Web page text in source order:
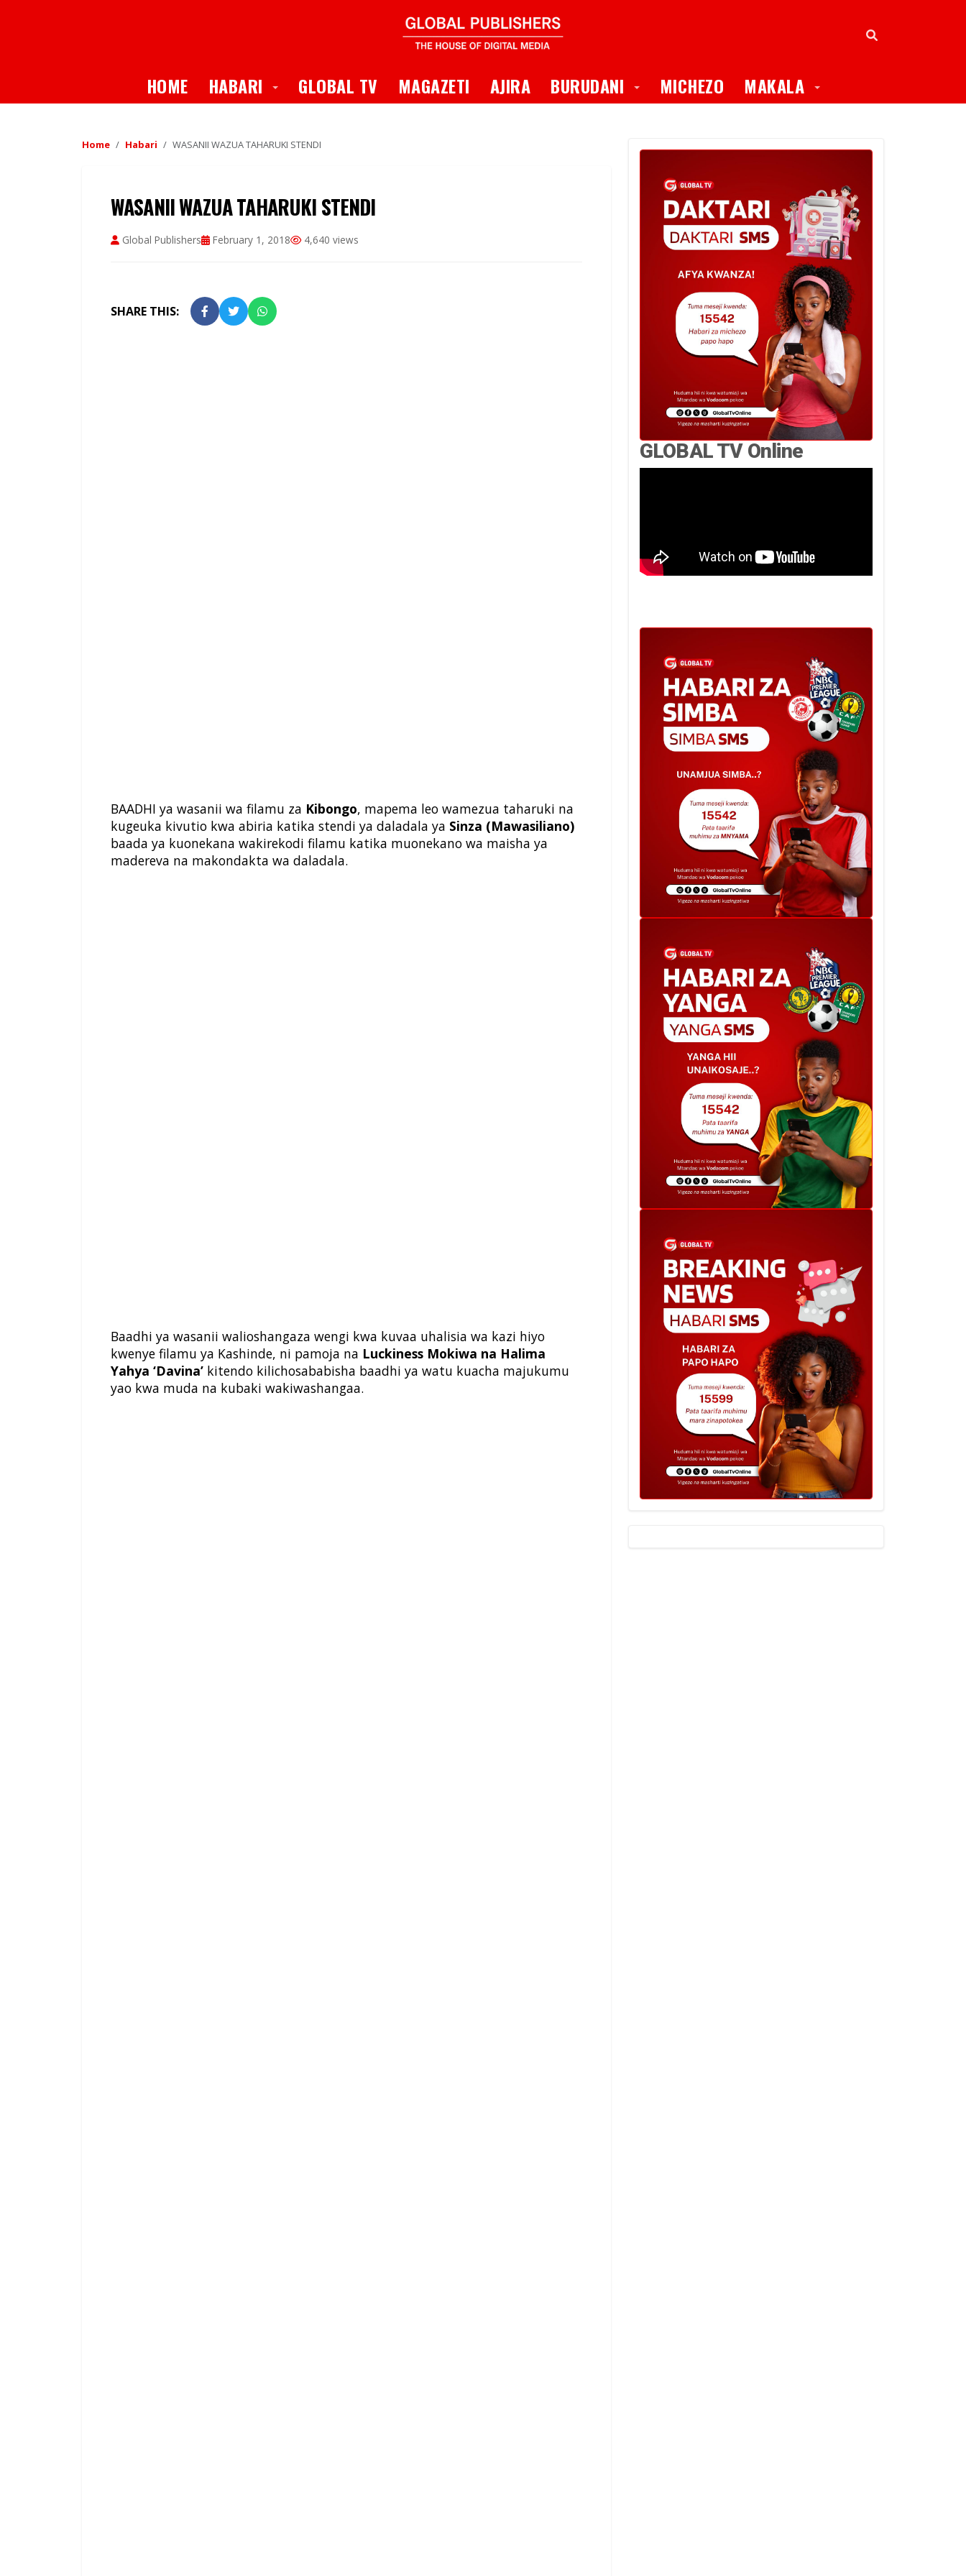
HOME HABARI Toggle Dropdown
GLOBAL TV MAGAZETI AJIRA BURUDANI Toggle Dropdown
MICHEZO MAKALA Toggle Dropdown
Home Habari WASANII WAZUA TAHARUKI STENDI
WASANII WAZUA TAHARUKI STENDI
Global Publishers February 1, 2018 4,640 views
SHARE THIS:
BAADHI ya wasanii wa filamu za Kibongo, mapema leo wamezua taharuki na
kugeuka kivutio kwa abiria katika stendi ya daladala ya Sinza (Mawasiliano)
baada ya kuonekana wakirekodi filamu katika muonekano wa maisha ya
madereva na makondakta wa daladala.
Baadhi ya wasanii walioshangaza wengi kwa kuvaa uhalisia wa kazi hiyo
kwenye filamu ya Kashinde, ni pamoja na Luckiness Mokiwa na Halima
Yahya ‘Davina’ kitendo kilichosababisha baadhi ya watu kuacha majukumu
yao kwa muda na kubaki wakiwashangaa.
GLOBAL TV Online